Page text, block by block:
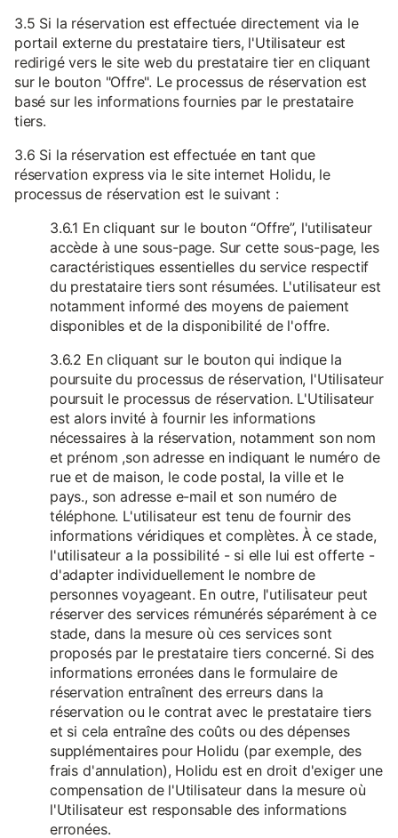
3.5 Si la réservation est effectuée directement via le
portail externe du prestataire tiers, l'Utilisateur est
redirigé vers le site web du prestataire tier en cliquant
sur le bouton "Offre". Le processus de réservation est
basé sur les informations fournies par le prestataire
tiers.
3.6 Si la réservation est effectuée en tant que
réservation express via le site internet Holidu, le
processus de réservation est le suivant :
3.6.1 En cliquant sur le bouton “Offre”, l'utilisateur
accède à une sous-page. Sur cette sous-page, les
caractéristiques essentielles du service respectif
du prestataire tiers sont résumées. L'utilisateur est
notamment informé des moyens de paiement
disponibles et de la disponibilité de l'offre.
3.6.2 En cliquant sur le bouton qui indique la
poursuite du processus de réservation, l'Utilisateur
poursuit le processus de réservation. L'Utilisateur
est alors invité à fournir les informations
nécessaires à la réservation, notamment son nom
et prénom ,son adresse en indiquant le numéro de
rue et de maison, le code postal, la ville et le
pays., son adresse e-mail et son numéro de
téléphone. L'utilisateur est tenu de fournir des
informations véridiques et complètes. À ce stade,
l'utilisateur a la possibilité - si elle lui est offerte -
d'adapter individuellement le nombre de
personnes voyageant. En outre, l'utilisateur peut
réserver des services rémunérés séparément à ce
stade, dans la mesure où ces services sont
proposés par le prestataire tiers concerné. Si des
informations erronées dans le formulaire de
réservation entraînent des erreurs dans la
réservation ou le contrat avec le prestataire tiers
et si cela entraîne des coûts ou des dépenses
supplémentaires pour Holidu (par exemple, des
frais d'annulation), Holidu est en droit d'exiger une
compensation de l'Utilisateur dans la mesure où
l'Utilisateur est responsable des informations
erronées.